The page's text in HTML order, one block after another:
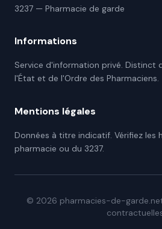
3237 — Pharmacie de garde
Informations
Service d'information privé. Distinct
l'État et de l'Ordre des Pharmaciens.
Mentions légales
Données à titre indicatif. Vérifiez les
pharmacie ou du 3237.
© 2026 pharmacies-de-